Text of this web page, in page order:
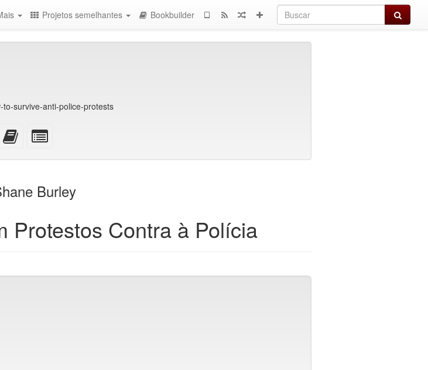
Buscar
Projetos semelhantes Bookbuilder
survive-anti-police-protests
Editar
esse
Adicionar
este
de
livros
bookbuilder
Burley
Protestos Contra à Polícia